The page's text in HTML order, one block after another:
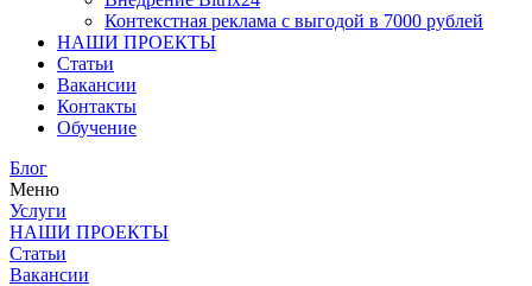
Контекстная реклама с выгодой в 7000 рублей
НАШИ ПРОЕКТЫ
Статьи
Вакансии
Контакты
Обучение
Блог
Меню
Услуги
НАШИ ПРОЕКТЫ
Статьи
Вакансии